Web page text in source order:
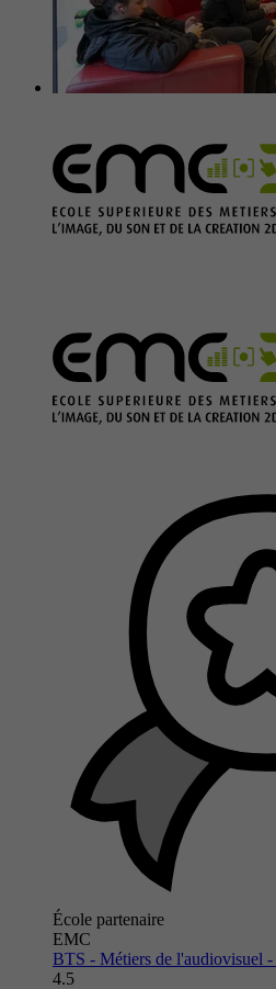
École partenaire
EMC
BTS - Métiers de l'audiovisuel
4.5